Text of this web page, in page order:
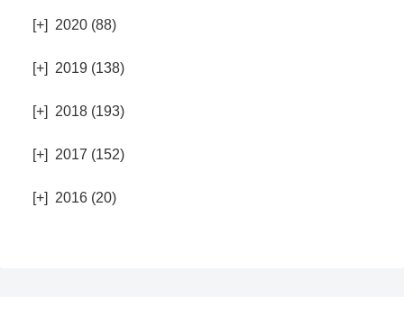
[+] 2020 (88)
[+] 2019 (138)
[+] 2018 (193)
[+] 2017 (152)
[+] 2016 (20)